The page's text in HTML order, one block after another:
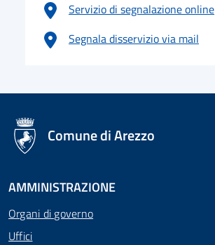
Servizio di segnalazione online
Segnala disservizio via mail
logo Unione Europea
Comune di Arezzo
AMMINISTRAZIONE
Organi di governo
Uffici